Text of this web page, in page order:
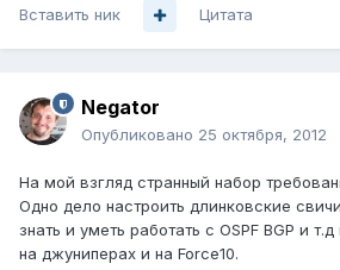
Вставить ник Цитата
Negator
Опубликовано 25 октября, 2012
На мой взгляд странный набор
Одно дело настроить длинковские
знать и уметь работать с OSPF BGP и
на джуниперах и на Force10.